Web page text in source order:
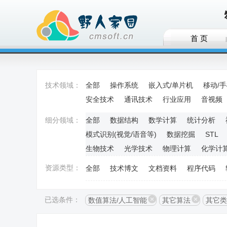
首 页
技术领域： 全部 操作系统 嵌入式/单片机 移动/
安全技术
通讯技术 行业应用 音视频
细分领域： 全部 数据结构 数学计算 统计分析
模式识别(视觉/语音等)
数据挖掘 STL
生物技术
光学技术 物理计算 化学计
资源类型： 全部 技术博文 文档资料 程序代码
已选条件： 数值算法/人工智能 其它算法 其它